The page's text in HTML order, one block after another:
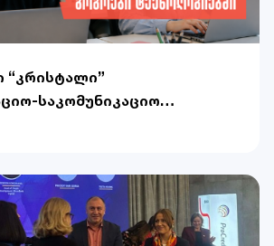
“კრისტალი”
საკომუნიკაციო